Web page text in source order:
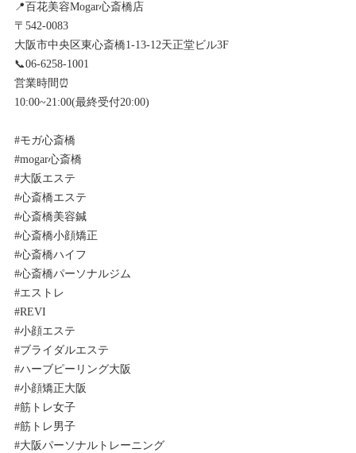
📍百花美容Mogar心斎橋店
〒542-0083
大阪市中央区東心斎橋1-13-12天正堂ビル3F
📞06-6258-1001
営業時間⏰
10:00~21:00(最終受付20:00)
#モガ心斎橋
#mogar心斎橋
#大阪エステ
#心斎橋エステ
#心斎橋美容鍼
#心斎橋小顔矯正
#心斎橋ハイフ
#心斎橋パーソナルジム
#エストレ
#REVI
#小顔エステ
#ブライダルエステ
#ハーブピーリング大阪
#小顔矯正大阪
#筋トレ女子
#筋トレ男子
#大阪パーソナルトレーニング